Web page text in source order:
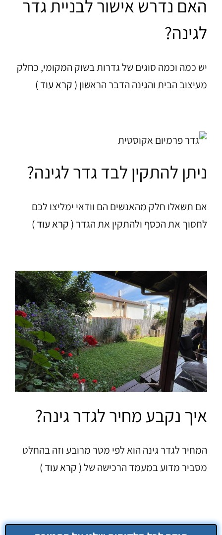
האם נדרש אישור לבניית גדר
לגינה?
יש כמה וכמה סוגים של גדרות בשוק המקומי, כחלק
מעיצוב הבית והגינה הדבר הראשון ( קרא עוד )
ניתן להתקין לבד גדר לגינה?
אם תשאלו חלק מהאנשים הם וודאי ימליצו לכם
לחסוך את הכסף ולהתקין את הגדר ( קרא עוד )
איך נקבע מחיר לגדר גינה?
המחיר לגדר גינה הוא לפי מטר מרובע וזה בהחלט
מסביר מדוע במעמד הרכישה של( קרא עוד )